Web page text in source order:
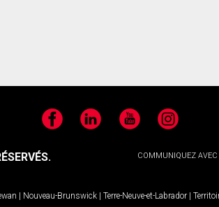
FacebookLinkedIn YouTubeInstagram
COMMUNIQUEZ AVEC
| Nouveau-Brunswick | Terre-Neuve-et-Labrador |